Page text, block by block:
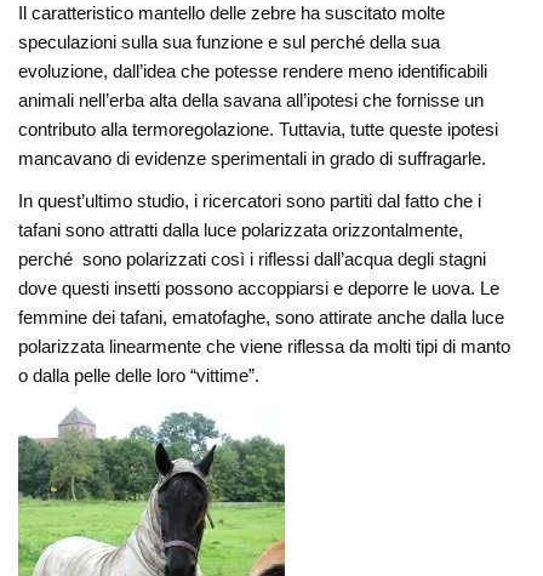
Il caratteristico mantello delle zebre ha suscitato molte
speculazioni sulla sua funzione e sul perché della sua
evoluzione, dall’idea che potesse rendere meno identificabili
animali nell’erba alta della savana all’ipotesi che fornisse un
contributo alla termoregolazione. Tuttavia, tutte queste ipotesi
mancavano di evidenze sperimentali in grado di suffragarle.
In quest’ultimo studio, i ricercatori sono partiti dal fatto che i
tafani sono attratti dalla luce polarizzata orizzontalmente,
perché sono polarizzati così i riflessi dall’acqua degli stagni
dove questi insetti possono accoppiarsi e deporre le uova. Le
femmine dei tafani, ematofaghe, sono attirate anche dalla luce
polarizzata linearmente che viene riflessa da molti tipi di manto
o dalla pelle delle loro “vittime”.